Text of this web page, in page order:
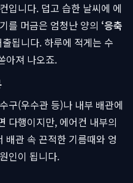
입니다. 덥고 습한 날씨에 에
를 머금은 엄청난 양의 ‘응축
됩니다. 하루에 적게는 수
아져 나오죠.
구(우수관 등)나 내부 배관에
다행이지만, 에어컨 내부의
배관 속 끈적한 기름때와 엉
인이 됩니다.